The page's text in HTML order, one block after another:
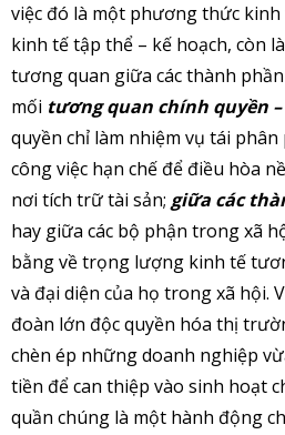
việc đó là một phương thức
kinh tế tập thể – kế hoạch, còn
tương quan giữa các thành
mối tương quan chính quyền
quyền chỉ làm nhiệm vụ tái
công việc hạn chế để điều hòa
nơi tích trữ tài sản; giữa các
hay giữa các bộ phận trong xã
bằng về trọng lượng kinh tế
và đại diện của họ trong xã hội.
đoàn lớn độc quyền hóa thị
chèn ép những doanh nghiệp
tiền để can thiệp vào sinh hoạt
quần chúng là một hành động